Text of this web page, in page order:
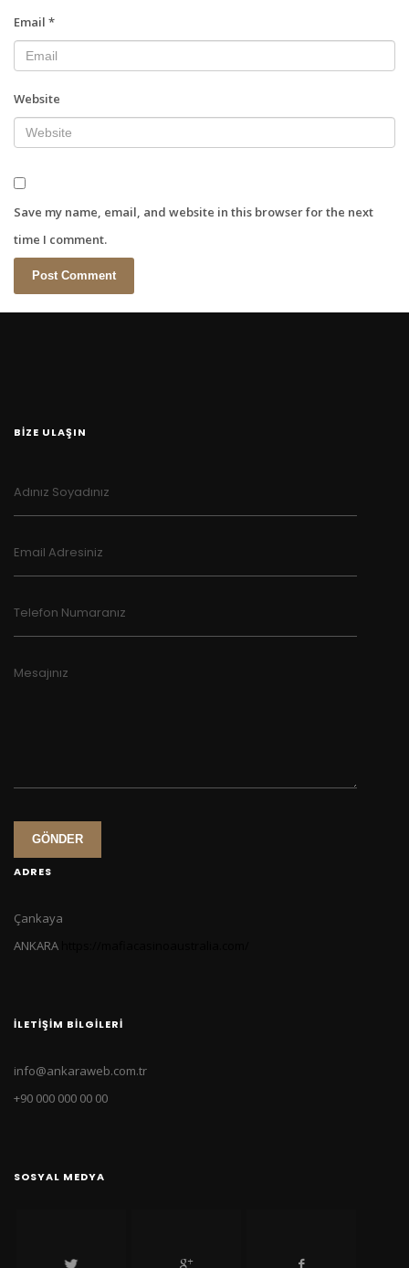
Email *
Website
Save my name, email, and website in this browser for the next
time I comment.
BİZE ULAŞIN
Adınız Soyadınız
Email Adresiniz
Telefon Numaranız
Mesajınız
GÖNDER
ADRES
Çankaya
ANKARA
İLETIŞIM BILGILERI
info@ankaraweb.com.tr
+90 000 000 00 00
SOSYAL MEDYA